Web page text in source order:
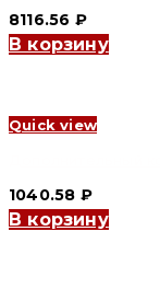
8116.56 ₽
В корзину
Quick view
1040.58 ₽
В корзину